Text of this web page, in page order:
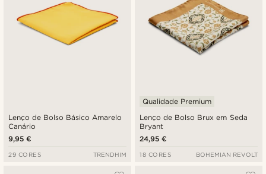
Lenço de Bolso Básico Amarelo
Canário
9,95 €
29 CORES TRENDHIM
Lenço de Bolso Brux em Seda
Bryant
Qualidade Premium
24,95 €
18 CORES BOHEMIAN REVOLT